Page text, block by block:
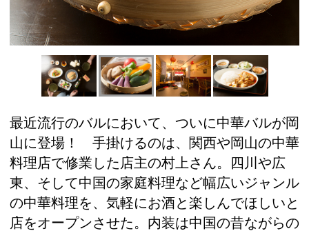
最近流行のバルにおいて、ついに中華バルが岡
山に登場！ 手掛けるのは、関西や岡山の中華
料理店で修業した店主の村上さん。四川や広
東、そして中国の家庭料理など幅広いジャンル
の中華料理を、気軽にお酒と楽しんでほしいと
店をオープンさせた。内装は中国の昔ながらの